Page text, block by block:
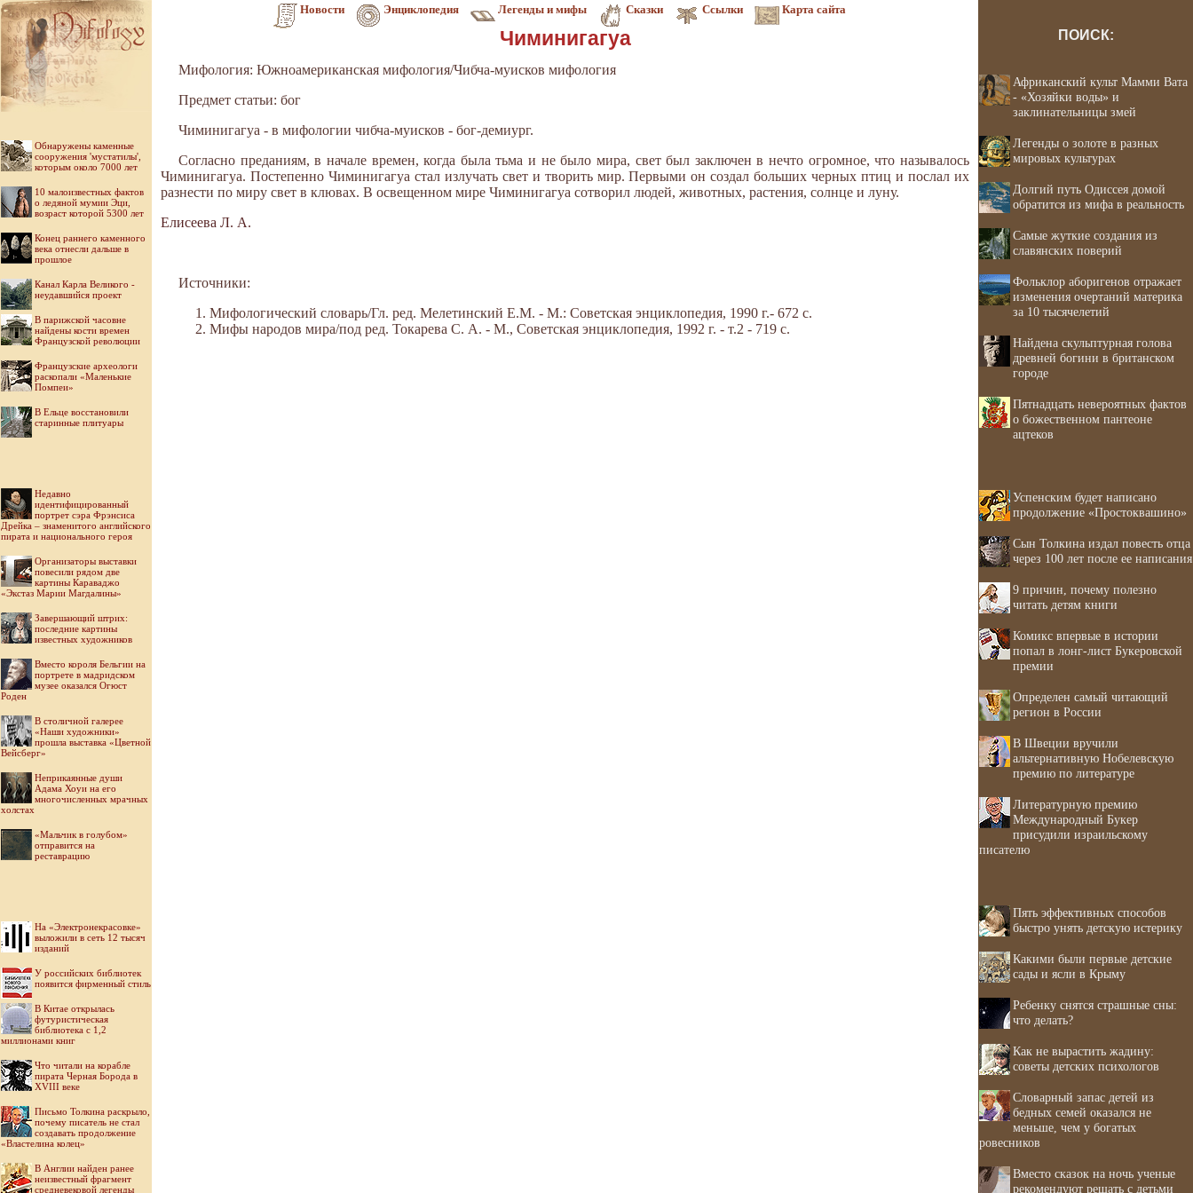
Новости Энциклопедия Легенды и мифы Сказки Ссылки Карта сайта
Обнаружены каменные
сооружения 'мустатилы',
которым около 7000 лет
10 малоизвестных фактов
о ледяной мумии Эци,
возраст которой 5300 лет
Конец раннего каменного
века отнесли дальше в
прошлое
Канал Карла Великого -
неудавшийся проект
В парижской часовне
найдены кости времен
Французской революции
Французские археологи
раскопали «Маленькие
Помпеи»
В Ельце восстановили
старинные плитуары
Недавно
идентифицированный
портрет сэра Фрэнсиса
Дрейка – знаменитого английского
пирата и национального героя
Организаторы выставки
повесили рядом две
картины Караваджо
«Экстаз Марии Магдалины»
Завершающий штрих:
последние картины
известных художников
Вместо короля Бельгии на
портрете в мадридском
музее оказался Огюст
Роден
В столичной галерее
«Наши художники»
прошла выставка «Цветной
Вейсберг»
Неприкаянные души
Адама Хоуи на его
многочисленных мрачных
холстах
«Мальчик в голубом»
отправится на
реставрацию
На «Электронекрасовке»
выложили в сеть 12 тысяч
изданий
У российских библиотек
появится фирменный стиль
В Китае открылась
футуристическая
библиотека с 1,2
миллионами книг
Что читали на корабле
пирата Черная Борода в
XVIII веке
Письмо Толкина раскрыло,
почему писатель не стал
создавать продолжение
«Властелина колец»
В Англии найден ранее
неизвестный фрагмент
средневековой легенды
Чиминигагуа
Мифология: Южноамериканская мифология/Чибча-муисков мифология
Предмет статьи: бог
Чиминигагуа - в мифологии чибча-муисков - бог-демиург.
Согласно преданиям, в начале времен, когда была тьма и не было мира, свет был заключен в нечто огромное, что называлось
Чиминигагуа. Постепенно Чиминигагуа стал излучать свет и творить мир. Первыми он создал больших черных птиц и послал их
разнести по миру свет в клювах. В освещенном мире Чиминигагуа сотворил людей, животных, растения, солнце и луну.
Елисеева Л. А.
Источники:
Мифологический словарь/Гл. ред. Мелетинский Е.М. - М.: Советская энциклопедия, 1990 г.- 672 с.
Мифы народов мира/под ред. Токарева С. А. - М., Советская энциклопедия, 1992 г. - т.2 - 719 с.
ПОИСК:
Африканский культ Мамми Вата
- «Хозяйки воды» и
заклинательницы змей
Легенды о золоте в разных
мировых культурах
Долгий путь Одиссея домой
обратится из мифа в реальность
Самые жуткие создания из
славянских поверий
Фольклор аборигенов отражает
изменения очертаний материка
за 10 тысячелетий
Найдена скульптурная голова
древней богини в британском
городе
Пятнадцать невероятных фактов
о божественном пантеоне
ацтеков
Успенским будет написано
продолжение «Простоквашино»
Сын Толкина издал повесть отца
через 100 лет после ее написания
9 причин, почему полезно
читать детям книги
Комикс впервые в истории
попал в лонг-лист Букеровской
премии
Определен самый читающий
регион в России
В Швеции вручили
альтернативную Нобелевскую
премию по литературе
Литературную премию
Международный Букер
присудили израильскому
писателю
Пять эффективных способов
быстро унять детскую истерику
Какими были первые детские
сады и ясли в Крыму
Ребенку снятся страшные сны:
что делать?
Как не вырастить жадину:
советы детских психологов
Словарный запас детей из
бедных семей оказался не
меньше, чем у богатых
ровесников
Вместо сказок на ночь ученые
рекомендуют решать с детьми